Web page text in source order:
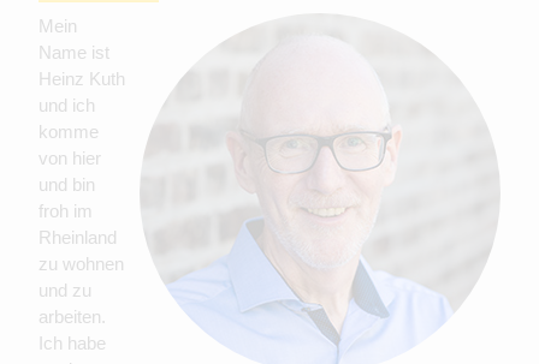
Mein
Name ist
Heinz Kuth
und ich
komme
von hier
und bin
froh im
Rheinland
zu wohnen
und zu
arbeiten.
Ich habe